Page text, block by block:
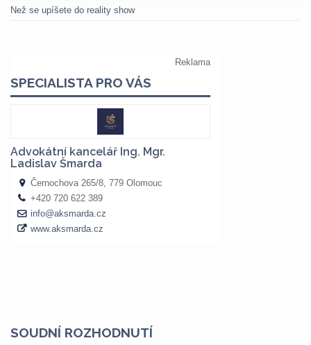
Než se upíšete do reality show
SOUDNÍ ROZHODNUTÍ